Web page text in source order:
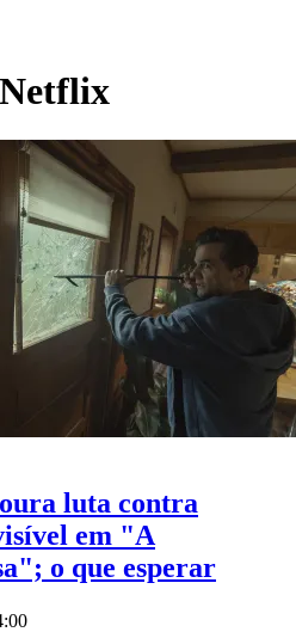
Netflix
luta contra
em "A
o que esperar